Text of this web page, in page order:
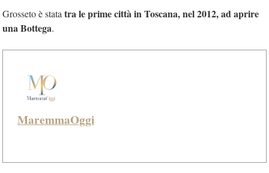
Grosseto è stata tra le prime città in Toscana, nel 2012, ad aprire
una Bottega.
MaremmaOggi